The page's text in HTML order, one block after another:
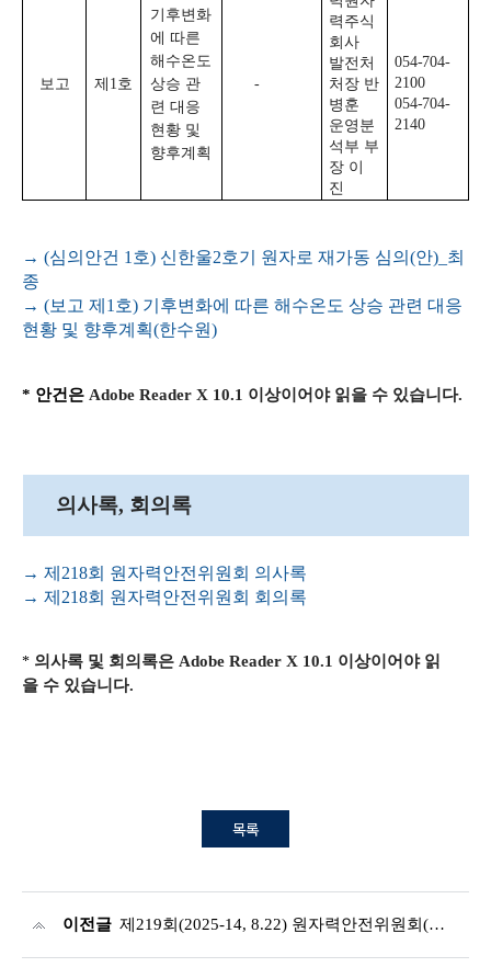
보고 제 1호
기후변화
에 따른
해수온도
상승 관
련 대응
현황 및
향후계획
-
력주식
회사
발전처
처장 반
병훈
운영분
석부 부
장 이
진
054-704-
2100
054-704-
2140
→ (심의안건 1호) 신한울2호기 원자로 재가동 심의(안)_최
종
→ (보고 제1호) 기후변화에 따른 해수온도 상승 관련 대응
현황 및 향후계획(한수원)
* 안건은 Adobe Reader X 10.1 이상이어야 읽을 수 있습니다.
의사록, 회의록
→ 제218회 원자력안전위원회 의사록
→ 제218회 원자력안전위원회 회의록
* 의사록 및 회의록은 Adobe Reader X 10.1 이상이어야 읽
을 수 있습니다.
목록
이전글 제219회(2025-14, 8.22) 원자력안전위원회(서면)